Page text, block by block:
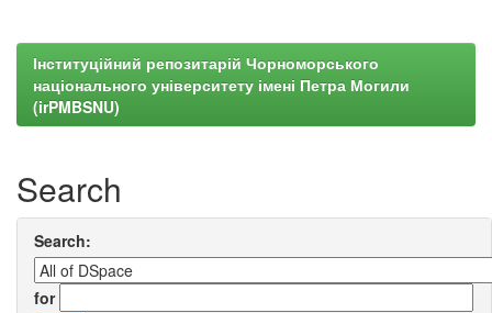
Інституційний репозитарій Чорноморського
національного університету імені Петра Могили
(irPMBSNU)
Search
Search:
for